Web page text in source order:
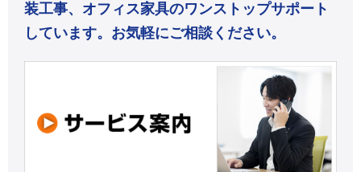
装工事、オフィス家具のワンストップサポート
しています。お気軽にご相談ください。